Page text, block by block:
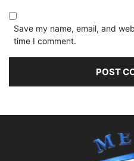
Save my name, email, and
time I comment.